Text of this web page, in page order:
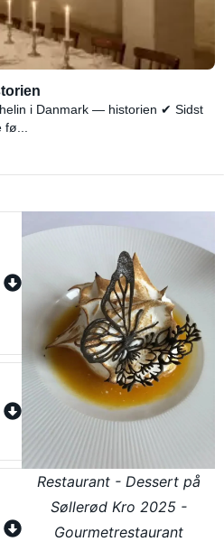
i Danmark — historien ✔ Sidst
Restaurant - Dessert på
Søllerød Kro 2025 -
Gourmetrestaurant